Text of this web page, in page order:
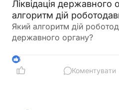
Ліквідація державного
алгоритм дій
Який алгоритм дій
державного органу?
5
Коментувати